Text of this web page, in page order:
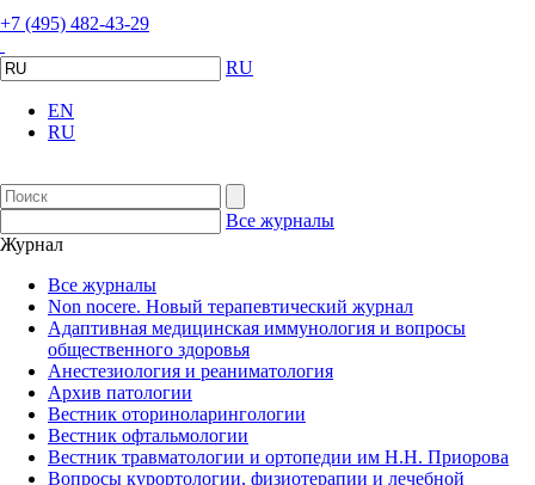
+7 (495) 482-43-29
RU
EN
RU
Все журналы
Журнал
Все журналы
Non nocere. Новый терапевтический журнал
Адаптивная медицинская иммунология и вопросы
общественного здоровья
Анестезиология и реаниматология
Архив патологии
Вестник оториноларингологии
Вестник офтальмологии
Вестник травматологии и ортопедии им Н.Н. Приорова
Вопросы курортологии, физиотерапии и лечебной